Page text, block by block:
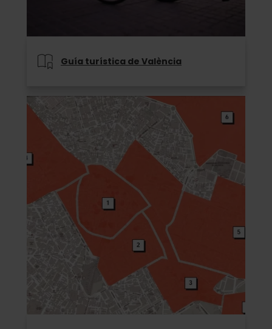
Guía turística de València